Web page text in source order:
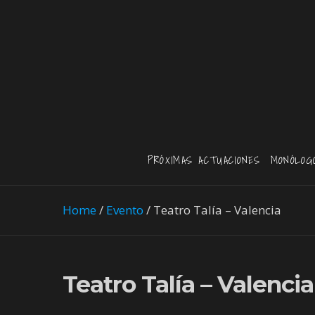
PRÓXIMAS ACTUACIONES
Home/ Evento / Teatro Talía – Valencia
Teatro Talía – Valencia